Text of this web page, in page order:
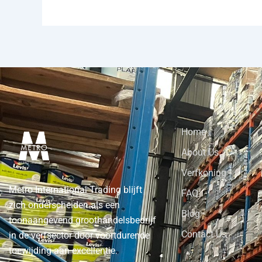
Metro International Trading blijft
zich onderscheiden als een
toonaangevend groothandelsbedrijf
in de verfsector door voortdurende
toewijding aan excellentie.
Home
About Us
Verfkoning
FAQ
Blog
Contact Us